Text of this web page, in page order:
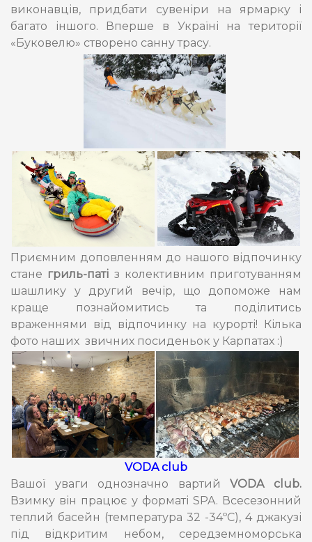
виконавців, придбати сувеніри на ярмарку і
багато іншого. Вперше в Україні на території
«Буковелю» створено санну трасу.
Приємним доповленням до нашого відпочинку
стане гриль-паті з колективним приготуванням
шашлику у другий вечір, що допоможе нам
краще познайомитись та поділитись
враженнями від відпочинку на курорті! Кілька
фото наших звичних посиденьок у Карпатах :)
VODA club
Вашої уваги однозначно вартийVODA club.
Взимку він працює у форматі SPA. Всесезонний
теплий басейн (температура 32 -34ºC), 4 джакузі
під відкритим небом, середземноморська